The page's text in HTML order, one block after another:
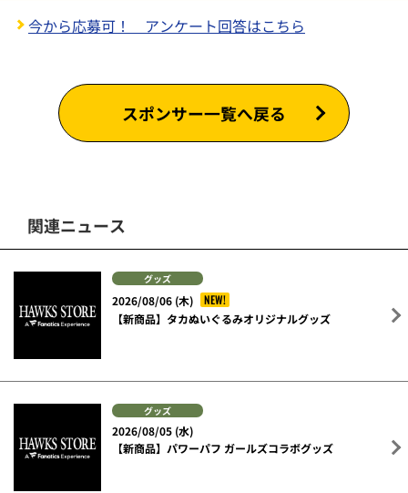
今から応募可！ アンケート回答はこちら
スポンサー一覧へ戻る
関連ニュース
グッズ
2026/08/06 (木)
NEW!
【新商品】タカぬいぐるみオリジナルグッズ
グッズ
2026/08/05 (水)
【新商品】パワーパフ ガールズコラボグッズ